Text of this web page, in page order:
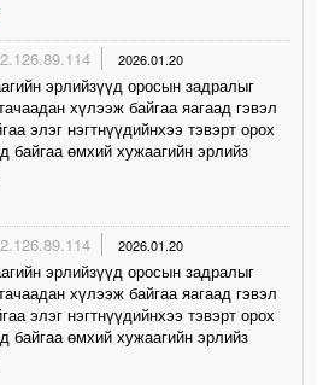
2026.01.20
эрлийзүүд оросын задралыг
хүлээж байгаа яагаад гэвэл
элэг нэгтнүүдийнхээ тэвэрт орох
байгаа өмхий хужаагийн эрлийз
2026.01.20
эрлийзүүд оросын задралыг
хүлээж байгаа яагаад гэвэл
элэг нэгтнүүдийнхээ тэвэрт орох
байгаа өмхий хужаагийн эрлийз